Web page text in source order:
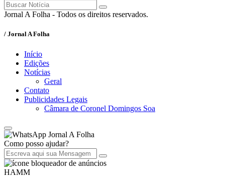
Jornal A Folha - Todos os direitos reservados.
/ Jornal A Folha
Início
Edições
Notícias
Geral
Contato
Publicidades Legais
Câmara de Coronel Domingos Soa
Jornal A Folha
Como posso ajudar?
HAMM